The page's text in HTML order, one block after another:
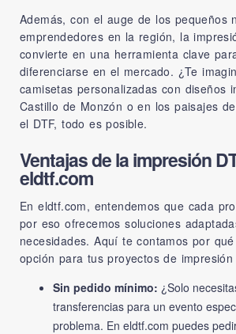
Además, con el auge de los pequeños
emprendedores en la región, la
convierte en una herramienta clave
diferenciarse en el mercado. ¿Te
camisetas personalizadas con diseños
Castillo de Monzón o en los paisajes
el DTF, todo es posible.
Ventajas de la impresión
eldtf.com
Eneldtf.com, entendemos que cada
por eso ofrecemos soluciones
necesidades. Aquí te contamos por
opción para tus proyectos de
Sin pedido mínimo: ¿Solo
transferencias para un evento
problema. En eldtf.com puedes